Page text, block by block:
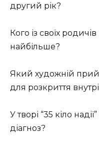
другий рік?
Кого із своїх
найбільше?
Який художній
для розкриття
У творі “35 кіло
діагноз?